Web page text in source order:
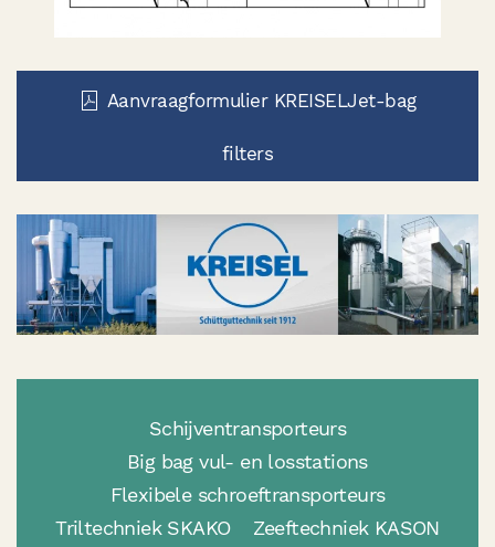
Aanvraagformulier KREISELJet-bag
filters
Schijventransporteurs
Big bag vul- en losstations
Flexibele schroeftransporteurs
Triltechniek SKAKO
Zeeftechniek KASON